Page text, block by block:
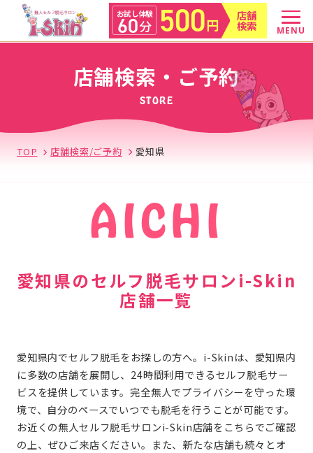
お試し体験
60分 500円
店舗
検索 MENU
店舗検索・ご予約
STORE
TOP 店舗検索/ご予約 愛知県
AICHI
愛知県のセルフ脱毛サロンi-Skin
店舗一覧
愛知県内でセルフ脱毛をお探しの方へ。i-Skinは、愛知県内
に多数の店舗を展開し、24時間利用できるセルフ脱毛サー
ビスを提供しています。完全無人でプライバシーを守った環
境で、自分のペースでいつでも脱毛を行うことが可能です。
お近くの無人セルフ脱毛サロンi-Skin店舗をこちらでご確認
の上、ぜひご来店ください。また、新たな店舗も続々とオ